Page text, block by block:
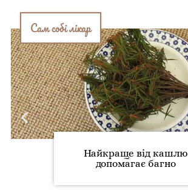
Сам собі лікар
Найкраще від кашлю
допомагає багно